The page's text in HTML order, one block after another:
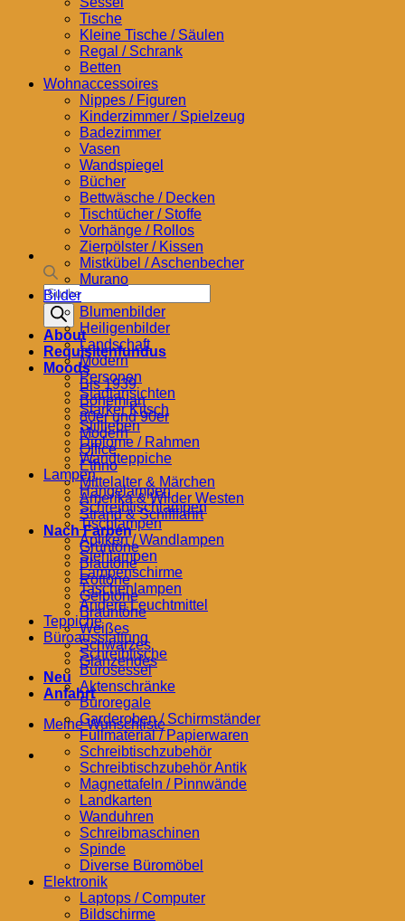
Products
search
About
Requisitenfundus
Moods
Bis 1939
Bohemian
80er und 90er
Modern
Office
Ethno
Mittelalter & Märchen
Amerika & Wilder Westen
Strand & Schifffahrt
Nach Farben
Grüntöne
Blautöne
Rottöne
Gelbtöne
Brauntöne
Weißes
Schwarzes
Glänzendes
Neu
Anfahrt
Meine Wunschliste
Tische
Kleine Tische / Säulen
Regal / Schrank
Betten
Wohnaccessoires
Nippes / Figuren
Kinderzimmer / Spielzeug
Badezimmer
Vasen
Wandspiegel
Bücher
Bettwäsche / Decken
Tischtücher / Stoffe
Vorhänge / Rollos
Zierpölster / Kissen
Mistkübel / Aschenbecher
Murano
Bilder
Blumenbilder
Heiligenbilder
Landschaft
Modern
Personen
Stadtansichten
Starker Kitsch
Stillleben
Diplome / Rahmen
Wandteppiche
Lampen
Hängelampen
Schreibtischlampen
Tischlampen
Apliken / Wandlampen
Stehlampen
Lampenschirme
Taschenlampen
Andere Leuchtmittel
Teppiche
Büroausstattung
Schreibtische
Bürosessel
Aktenschränke
Büroregale
Garderoben / Schirmständer
Füllmaterial / Papierwaren
Schreibtischzubehör
Schreibtischzubehör Antik
Magnettafeln / Pinnwände
Landkarten
Wanduhren
Schreibmaschinen
Spinde
Diverse Büromöbel
Elektronik
Laptops / Computer
Bildschirme